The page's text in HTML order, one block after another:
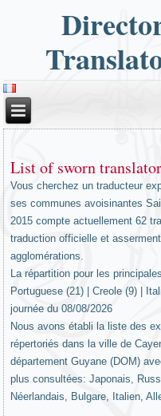
List of sworn
Vous cherchez un traducteur
ses communes avoisinantes
2015 compte actuellement 62
traduction officielle et
agglomérations.
La répartition pour les
Portuguese (21) | Creole (9) |
journée du 08/08/2026
Nous avons établi la liste des
répertoriés dans la ville de
département Guyane (DOM)
plus consultées: Japonais,
Néerlandais, Bulgare, Italien,